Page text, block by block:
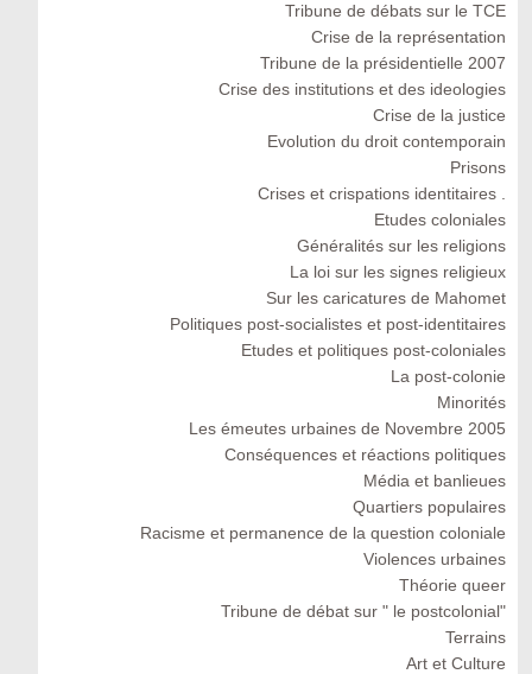
Tribune de débats sur le TCE
Crise de la représentation
Tribune de la présidentielle 2007
Crise des institutions et des ideologies
Crise de la justice
Evolution du droit contemporain
Prisons
Crises et crispations identitaires .
Etudes coloniales
Généralités sur les religions
La loi sur les signes religieux
Sur les caricatures de Mahomet
Politiques post-socialistes et post-identitaires
Etudes et politiques post-coloniales
La post-colonie
Minorités
Les émeutes urbaines de Novembre 2005
Conséquences et réactions politiques
Média et banlieues
Quartiers populaires
Racisme et permanence de la question coloniale
Violences urbaines
Théorie queer
Tribune de débat sur " le postcolonial"
Terrains
Art et Culture